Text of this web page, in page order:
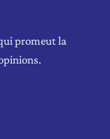
promeut la